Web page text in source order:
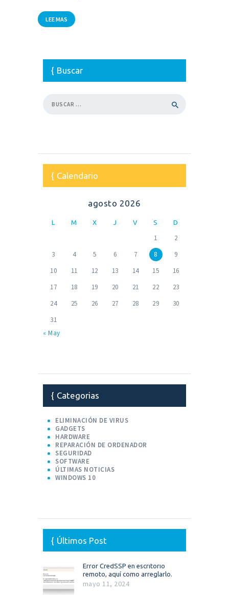
LEE MAS
Buscar
Calendario
agosto 2026
L M X J V S D
1
2
3
4 5 6 7 8
9
10
11 12 13 14 15
16
17
18 19 20 21 22
23
24
25 26 27 28 29
30
31
« May
Categorias
ELIMINACIÓN DE VIRUS
GADGETS
HARDWARE
REPARACIÓN DE ORDENADOR
SEGURIDAD
SOFTWARE
ÚLTIMAS NOTICIAS
WINDOWS 10
Últimos Post
Error CredSSP en escritorio
remoto, aquí como arreglarlo.
mayo 11, 2024